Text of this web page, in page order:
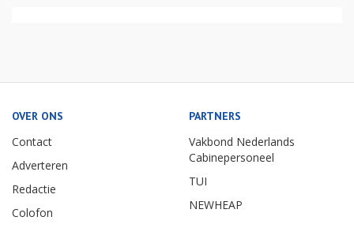
OVER ONS
Contact
Adverteren
Redactie
Colofon
PARTNERS
Vakbond Nederlands
Cabinepersoneel
TUI
NEWHEAP